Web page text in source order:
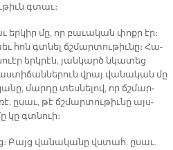
գտաւ։
եր­կիր մը, որ բա­ւա­կան փոքր էր։
հոն գտնել ճշմար­տու­թիւ­նը։ Հա­
երկ­րէն, յան­կարծ նկա­տեց
վրայ վա­նա­կան մը
մար­դը տես­նե­լով, որ ճշմար­
ը­սաւ, թէ ճշմար­տու­թիւ­նը այս­
կը գտնուի։
Բայց վա­նա­կա­նը վստահ, ը­սաւ.